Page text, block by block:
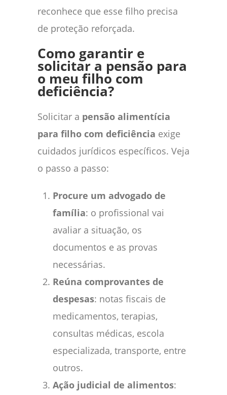
reconhece que esse filho precisa
de proteção reforçada.
Como garantir e
solicitar a pensão para
o meu filho com
deficiência?
Solicitar a pensão alimentícia
para filho com deficiência exige
cuidados jurídicos específicos. Veja
o passo a passo:
Procure um advogado de
família: o profissional vai
avaliar a situação, os
documentos e as provas
necessárias.
Reúna comprovantes de
despesas: notas fiscais de
medicamentos, terapias,
consultas médicas, escola
especializada, transporte, entre
outros.
Ação judicial de alimentos: